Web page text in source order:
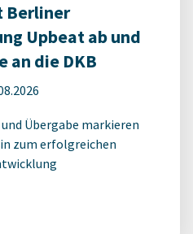
Berliner
Upbeat ab und
an die DKB
Übergabe markieren
zum erfolgreichen